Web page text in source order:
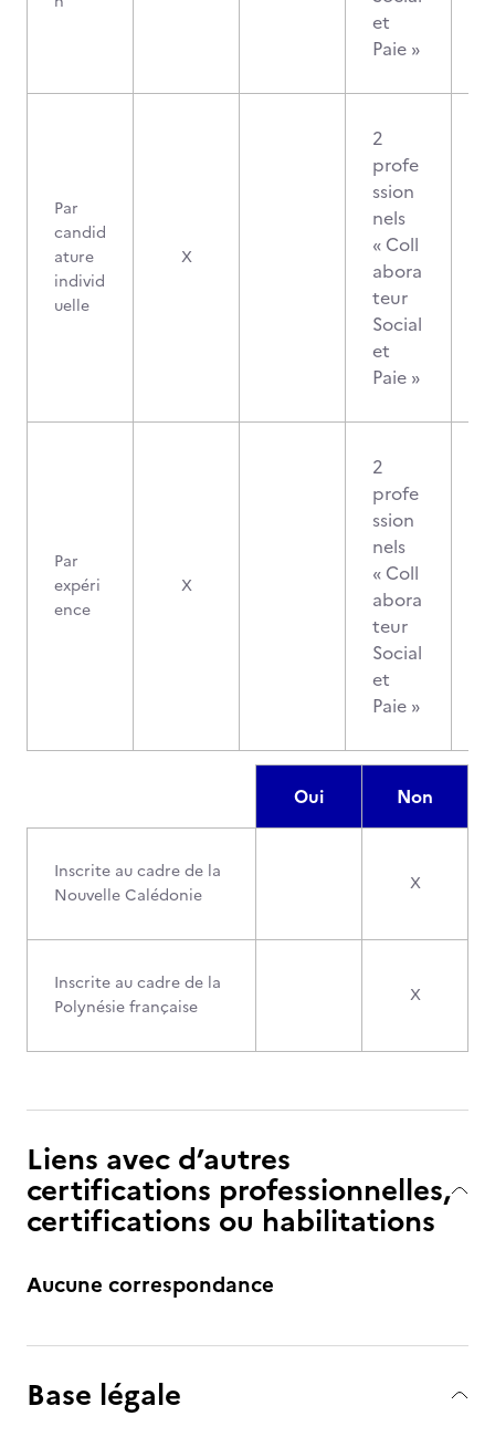
et
Paie »
Par
candid
ature
individ
uelle
X
2
profe
ssion
nels
« Coll
abora
teur
Social
et
Paie »
Par
expéri
ence
X
2
profe
ssion
nels
« Coll
abora
teur
Social
et
Paie »
Oui Non
Inscrite au cadre de la
Nouvelle Calédonie
X
Inscrite au cadre de la
Polynésie française
X
Liens avec d’autres
certifications professionnelles,
certifications ou habilitations
Aucune correspondance
Base légale